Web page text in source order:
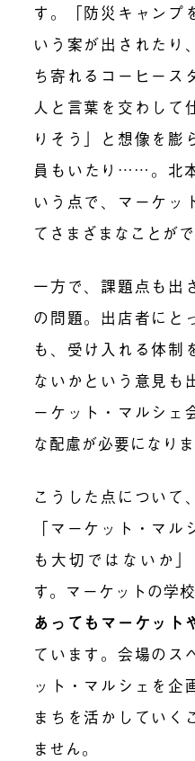
す。「防災キャンプ
いう案が出されたり
ち寄れるコーヒース
人と言葉を交わして
りそう」と想像を膨
員もいたり……。北
いう点で、マーケッ
てさまざまなことがで
一方で、課題点も出
の問題。出店者にと
も、受け入れる体制
ないかという意見も
ーケット・マルシェ
な配慮が必要になりま
こうした点について
「マーケット・マ
も大切ではないか
す。マーケットの学校
あってもマーケット
ています。会場のス
ット・マルシェを企
まちを活かしていく
ません。